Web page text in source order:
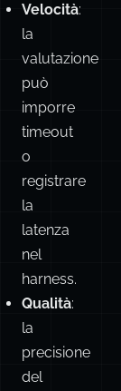
Velocità:
la
valutazione
può
imporre
timeout
o
registrare
la
latenza
nel
harness.
Qualità:
la
precisione
del